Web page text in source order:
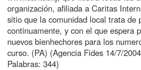
organización, afiliada a Caritas
sitio que la comunidad local trata de
continuamente, y con el que espera
nuevos bienhechores para los
curso. (PA) (Agencia Fides 14/7/
Palabras: 344)